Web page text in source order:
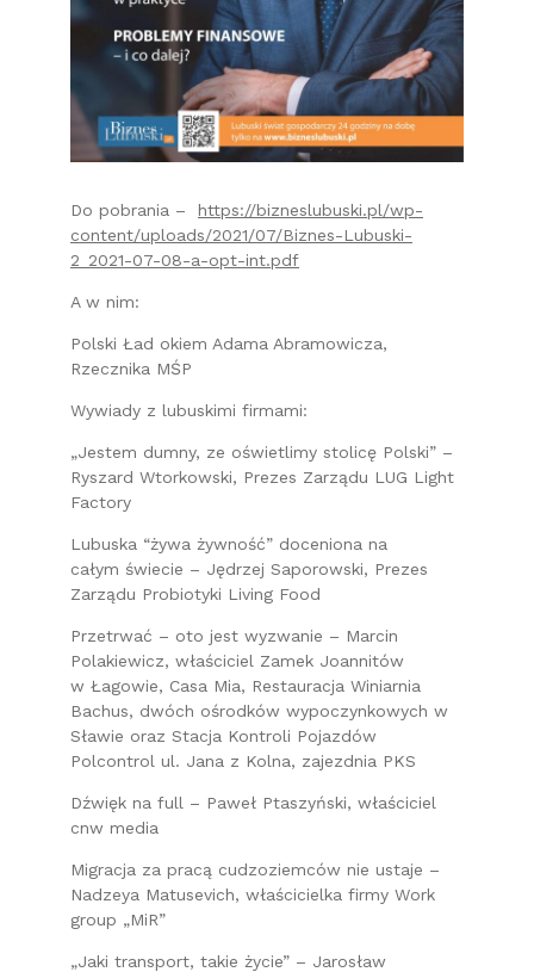
Do pobrania – https://bizneslubuski.pl/wp-
content/uploads/2021/07/Biznes-Lubuski-
2_2021-07-08-a-opt-int.pdf
A w nim:
Polski Ład okiem Adama Abramowicza,
Rzecznika MŚP
Wywiady z lubuskimi firmami:
„Jestem dumny, ze oświetlimy stolicę Polski” –
Ryszard Wtorkowski, Prezes Zarządu LUG Light
Factory
Lubuska “żywa żywność” doceniona na
całym świecie – Jędrzej Saporowski, Prezes
Zarządu Probiotyki Living Food
Przetrwać – oto jest wyzwanie – Marcin
Polakiewicz, właściciel Zamek Joannitów
w Łagowie, Casa Mia, Restauracja Winiarnia
Bachus, dwóch ośrodków wypoczynkowych w
Sławie oraz Stacja Kontroli Pojazdów
Polcontrol ul. Jana z Kolna, zajezdnia PKS
Dźwięk na full – Paweł Ptaszyński, właściciel
cnw media
Migracja za pracą cudzoziemców nie ustaje –
Nadzeya Matusevich, właścicielka firmy Work
group „MiR”
„Jaki transport, takie życie” – Jarosław